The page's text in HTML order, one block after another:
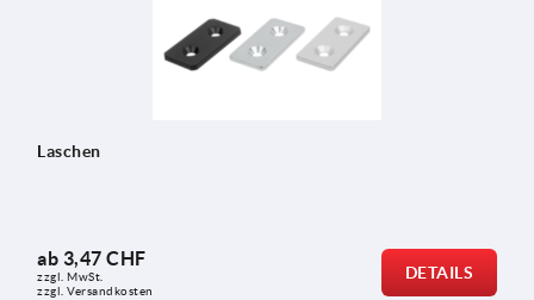
Laschen
ab 3,47 CHF
zzgl. MwSt.
zzgl. Versandkosten
DETAILS